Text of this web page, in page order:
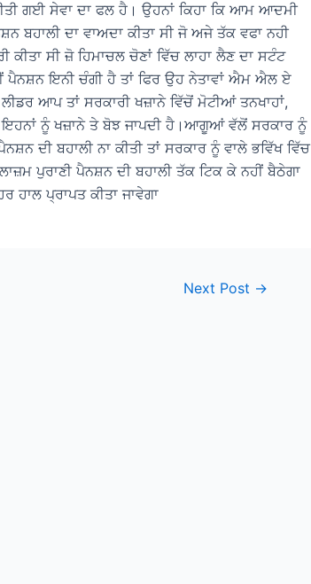
ਗਈ ਸੇਵਾ ਦਾ ਫਲ ਹੈ। ਉਹਨਾਂ ਕਿਹਾ ਕਿ ਆਮ ਆਦਮੀ
ਬਹਾਲੀ ਦਾ ਵਾਅਦਾ ਕੀਤਾ ਸੀ ਜੋ ਅਜੇ ਤੱਕ ਵਫਾ ਨਹੀ
ਸੀ ਜ਼ੋ ਹਿਮਾਚਲ ਚੋਣਾਂ ਵਿੱਚ ਲਾਹਾ ਲੈਣ ਦਾ ਸਟੰਟ
ਇਨੀ ਚੰਗੀ ਹੈ ਤਾਂ ਫਿਰ ਉਹ ਨੇਤਾਵਾਂ ਐਮ ਐਲ ਏ
ਆਪ ਤਾਂ ਸਰਕਾਰੀ ਖਜ਼ਾਨੇ ਵਿੱਚੋਂ ਮੋਟੀਆਂ ਤਨਖਾਹਾਂ,
ਨੂੰ ਖਜ਼ਾਨੇ ਤੇ ਬੋਝ ਜਾਪਦੀ ਹੈ।ਆਗੂਆਂ ਵੱਲੋਂ ਸਰਕਾਰ ਨੂੰ
ਦੀ ਬਹਾਲੀ ਨਾ ਕੀਤੀ ਤਾਂ ਸਰਕਾਰ ਨੂੰ ਵਾਲੇ ਭਵਿੱਖ ਵਿੱਚ
ਪੁਰਾਣੀ ਪੈਨਸ਼ਨ ਦੀ ਬਹਾਲੀ ਤੱਕ ਟਿਕ ਕੇ ਨਹੀਂ ਬੈਠੇਗਾ
ਹਾਲ ਪ੍ਰਾਪਤ ਕੀਤਾ ਜਾਵੇਗਾ
Next Post →